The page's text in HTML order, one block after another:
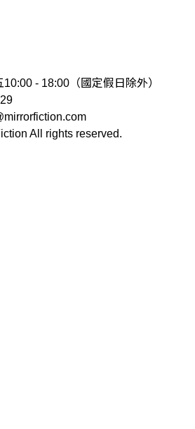
- 18:00（國定假日除外）
All rights reserved.